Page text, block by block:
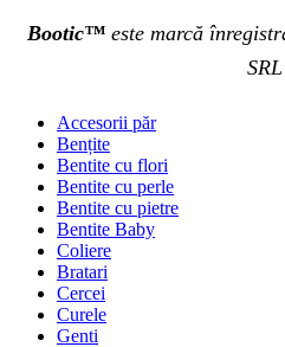
Bootic™ este marcă
SRL
Accesorii păr
Bențite
Bentite cu flori
Bentite cu perle
Bentite cu pietre
Bentite Baby
Coliere
Bratari
Cercei
Curele
Genti